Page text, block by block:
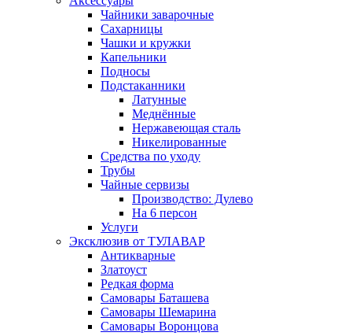
Чайники заварочные
Сахарницы
Чашки и кружки
Капельники
Подносы
Подстаканники
Латунные
Меднённые
Нержавеющая сталь
Никелированные
Средства по уходу
Трубы
Чайные сервизы
Производство: Дулево
На 6 персон
Услуги
Эксклюзив от ТУЛАВАР
Антикварные
Златоуст
Редкая форма
Самовары Баташева
Самовары Шемарина
Самовары Воронцова